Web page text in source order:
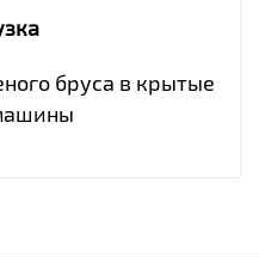
бруса в крытые